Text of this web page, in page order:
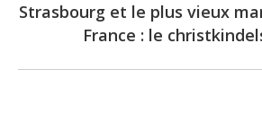
Next
post:
Strasbourg et le plus vieux
France : le